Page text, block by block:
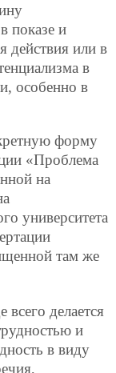
показе и
действия или в
в
особенно в
форму
«Проблема
на
университета
там же
делается
и
в виду